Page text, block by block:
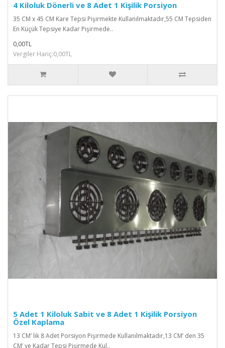
4 Kiloluk Dönerli ve 8 Adet 1 Kişilik Porsiyon
35 CM x 45 CM Kare Tepsi Pişirmekte Kullanılmaktadır,55 CM Tepsiden
En Küçük Tepsiye Kadar Pişirmede..
0,00TL
Vergiler Hariç:0,00TL
5 Adet 1 Kiloluk Sabit ve 8 Adet 1 Kişilik Porsiyon
Özel Kaplama
13 CM’ lik 8 Adet Porsiyon Pişirmede Kullanılmaktadır,13 CM’ den 35
CM’ ye Kadar Tepsi Pişirmede Kul..